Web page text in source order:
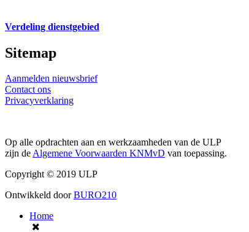
Verdeling dienstgebied
Sitemap
Aanmelden nieuwsbrief
Contact ons
Privacyverklaring
Op alle opdrachten aan en werkzaamheden van de ULP
zijn deAlgemene Voorwaarden KNMvD van toepassing.
Copyright © 2019 ULP
Ontwikkeld doorBURO210
Home